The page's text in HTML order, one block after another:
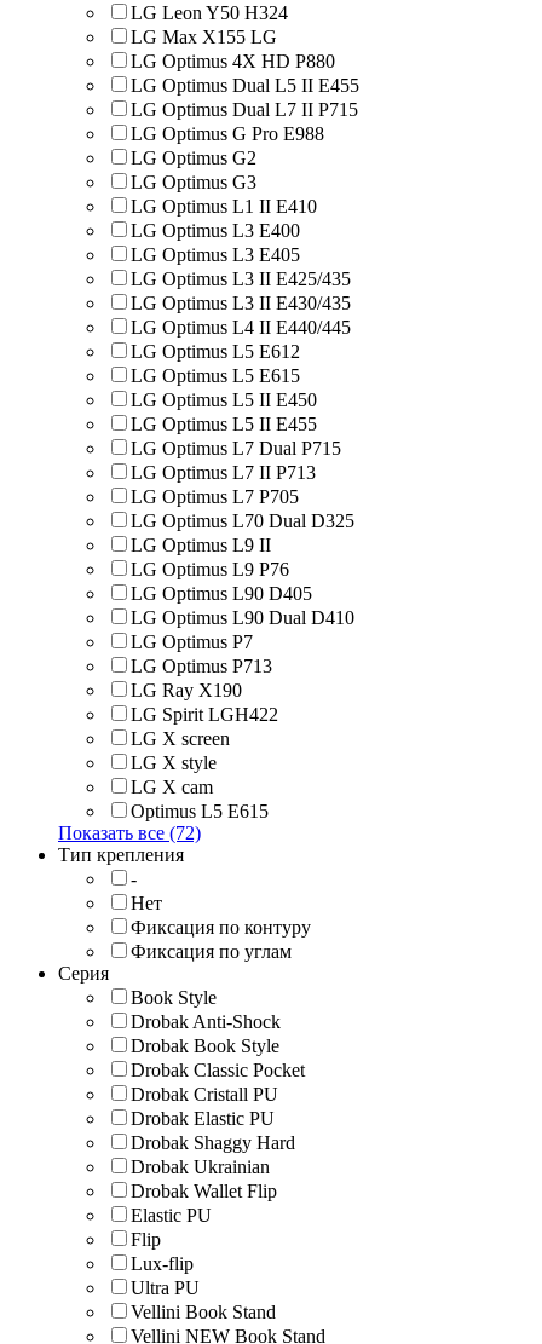
LG Leon Y50 H324
LG Max X155 LG
LG Optimus 4X HD P880
LG Optimus Dual L5 II E455
LG Optimus Dual L7 II P715
LG Optimus G Pro E988
LG Optimus G2
LG Optimus G3
LG Optimus L1 II E410
LG Optimus L3 E400
LG Optimus L3 E405
LG Optimus L3 II E425/435
LG Optimus L3 II E430/435
LG Optimus L4 II E440/445
LG Optimus L5 E612
LG Optimus L5 E615
LG Optimus L5 II E450
LG Optimus L5 II E455
LG Optimus L7 Dual P715
LG Optimus L7 II P713
LG Optimus L7 P705
LG Optimus L70 Dual D325
LG Optimus L9 II
LG Optimus L9 P76
LG Optimus L90 D405
LG Optimus L90 Dual D410
LG Optimus P7
LG Optimus P713
LG Ray X190
LG Spirit LGH422
LG X screen
LG X style
LG Х cam
Optimus L5 E615
Показать все (72)
Тип крепления
-
Нет
Фиксация по контуру
Фиксация по углам
Серия
Book Style
Drobak Anti-Shock
Drobak Book Style
Drobak Classic Pocket
Drobak Cristall PU
Drobak Elastic PU
Drobak Shaggy Hard
Drobak Ukrainian
Drobak Wallet Flip
Elastic PU
Flip
Lux-flip
Ultra PU
Vellini Book Stand
Vellini NEW Book Stand